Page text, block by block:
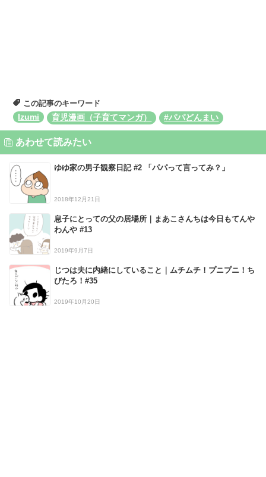
この記事のキーワード
Izumi
育児漫画（子育てマンガ） #パパどんまい
あわせて読みたい
ゆゆ家の男子観察日記 #2 「パパって言ってみ？」
2018年12月21日
息子にとっての父の居場所｜まあこさんちは今日もてんや
わんや #13
2019年9月7日
じつは夫に内緒にしていること｜ムチムチ！プニプニ！ち
びたろ！#35
2019年10月20日